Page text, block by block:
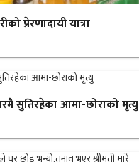
प्रेरणादायी यात्रा
सुतिरहेका आमा-छोराको मृत्यु